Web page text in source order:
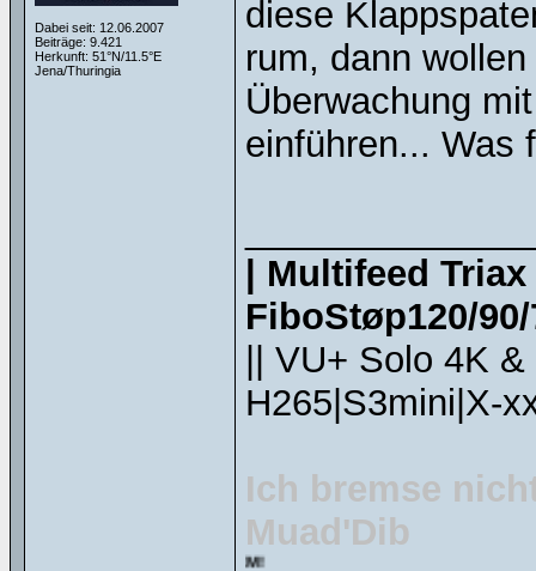
Dabei seit: 12.06.2007
Beiträge: 9.421
Herkunft: 51°N/11.5°E
Jena/Thuringia
diese
rum, dann
Überwachung
einführen... Was
| Multifeed
FiboStøp120/
|| VU+ Solo 4K
H265|S3mini|X-
Ich bremse
Muad'Dib